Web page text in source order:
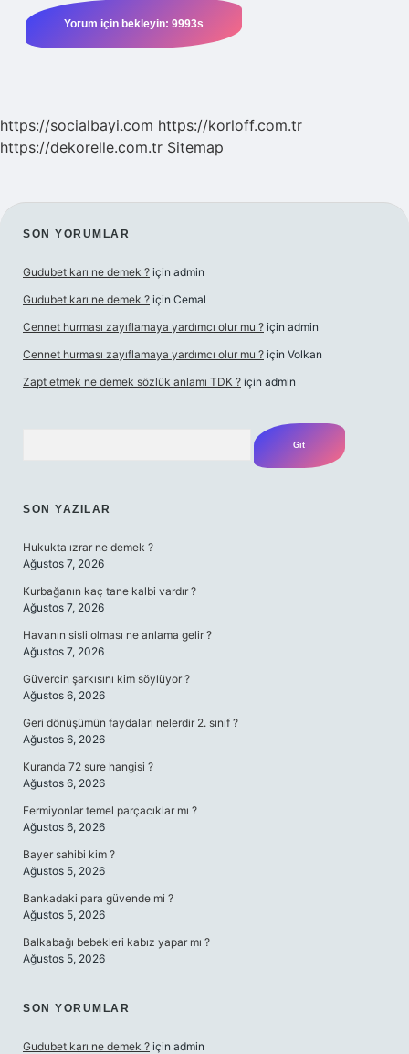
https://socialbayi.com https://korloff.com.tr
https://dekorelle.com.tr Sitemap
SIDEBAR
SON YORUMLAR
Gudubet karı ne demek ? için admin
Gudubet karı ne demek ? için Cemal
Cennet hurması zayıflamaya yardımcı olur mu ? için admin
Cennet hurması zayıflamaya yardımcı olur mu ? için Volkan
Zapt etmek ne demek sözlük anlamı TDK ? için admin
SON YAZILAR
Hukukta ızrar ne demek ?
Ağustos 7, 2026
Kurbağanın kaç tane kalbi vardır ?
Ağustos 7, 2026
Havanın sisli olması ne anlama gelir ?
Ağustos 7, 2026
Güvercin şarkısını kim söylüyor ?
Ağustos 6, 2026
Geri dönüşümün faydaları nelerdir 2. sınıf ?
Ağustos 6, 2026
Kuranda 72 sure hangisi ?
Ağustos 6, 2026
Fermiyonlar temel parçacıklar mı ?
Ağustos 6, 2026
Bayer sahibi kim ?
Ağustos 5, 2026
Bankadaki para güvende mi ?
Ağustos 5, 2026
Balkabağı bebekleri kabız yapar mı ?
Ağustos 5, 2026
SON YORUMLAR
Gudubet karı ne demek ? için admin